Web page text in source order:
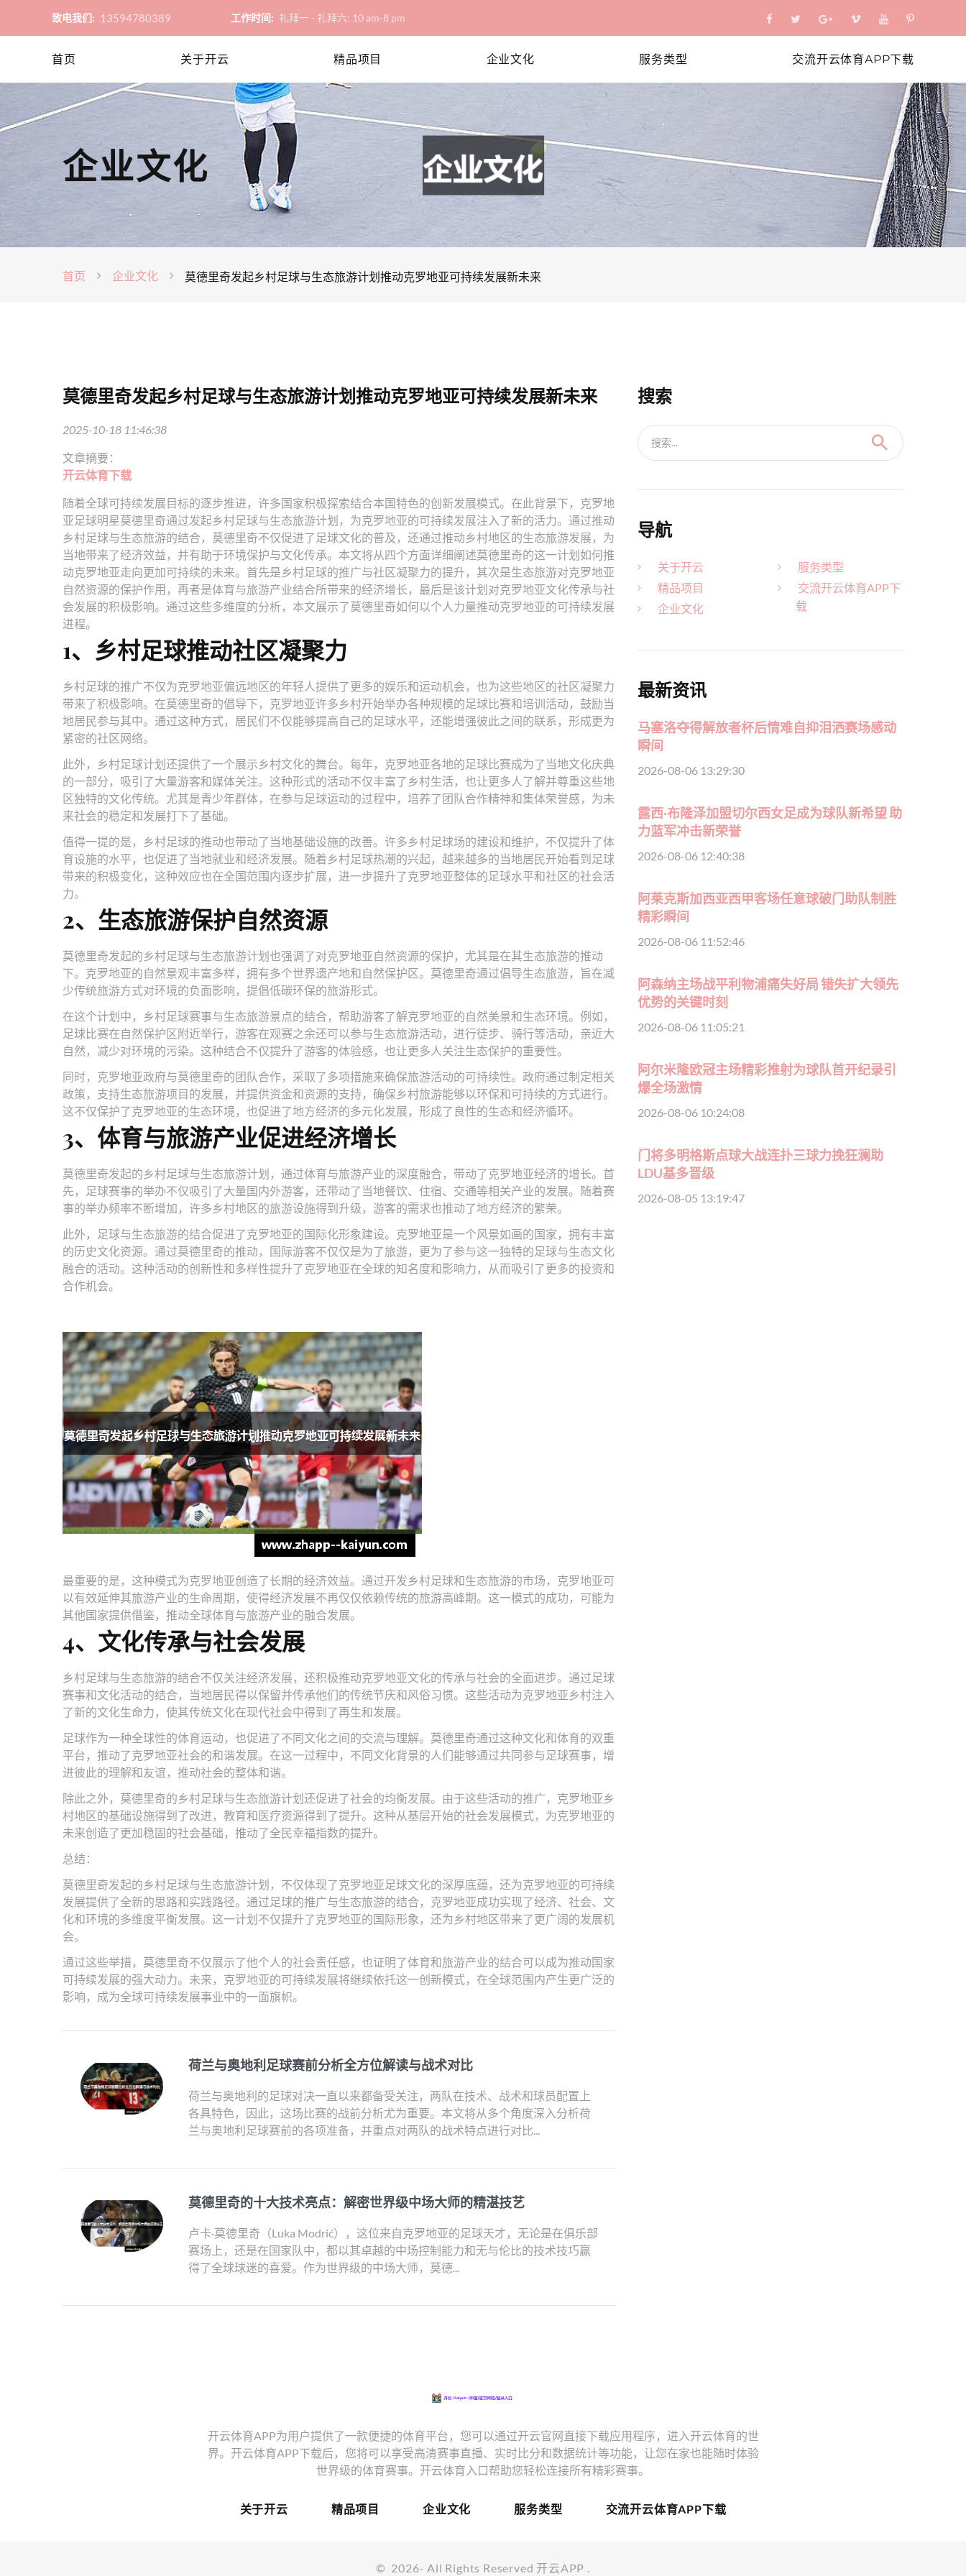
致电我们: 13594780389 工作时间: 礼拜一 - 礼拜六: 10 am-8 pm
首页 关于开云 精品项目 企业文化 服务类型 交流开云体育APP下载
企业文化
首页 企业文化 莫德里奇发起乡村足球与生态旅游计划推动克罗地亚可持续发展新未来
莫德里奇发起乡村足球与生态旅游计划推动克罗地亚可持续发展新未来
2025-10-18 11:46:38
文章摘要：
开云体育下载
随着全球可持续发展目标的逐步推进，许多国家积极探索结合本国特色的创新发展模式。在此背景下，克罗地
亚足球明星莫德里奇通过发起乡村足球与生态旅游计划，为克罗地亚的可持续发展注入了新的活力。通过推动
乡村足球与生态旅游的结合，莫德里奇不仅促进了足球文化的普及，还通过推动乡村地区的生态旅游发展，为
当地带来了经济效益，并有助于环境保护与文化传承。本文将从四个方面详细阐述莫德里奇的这一计划如何推
动克罗地亚走向更加可持续的未来。首先是乡村足球的推广与社区凝聚力的提升，其次是生态旅游对克罗地亚
自然资源的保护作用，再者是体育与旅游产业结合所带来的经济增长，最后是该计划对克罗地亚文化传承与社
会发展的积极影响。通过这些多维度的分析，本文展示了莫德里奇如何以个人力量推动克罗地亚的可持续发展
进程。
1、乡村足球推动社区凝聚力
乡村足球的推广不仅为克罗地亚偏远地区的年轻人提供了更多的娱乐和运动机会，也为这些地区的社区凝聚力
带来了积极影响。在莫德里奇的倡导下，克罗地亚许多乡村开始举办各种规模的足球比赛和培训活动，鼓励当
地居民参与其中。通过这种方式，居民们不仅能够提高自己的足球水平，还能增强彼此之间的联系，形成更为
紧密的社区网络。
此外，乡村足球计划还提供了一个展示乡村文化的舞台。每年，克罗地亚各地的足球比赛成为了当地文化庆典
的一部分，吸引了大量游客和媒体关注。这种形式的活动不仅丰富了乡村生活，也让更多人了解并尊重这些地
区独特的文化传统。尤其是青少年群体，在参与足球运动的过程中，培养了团队合作精神和集体荣誉感，为未
来社会的稳定和发展打下了基础。
值得一提的是，乡村足球的推动也带动了当地基础设施的改善。许多乡村足球场的建设和维护，不仅提升了体
育设施的水平，也促进了当地就业和经济发展。随着乡村足球热潮的兴起，越来越多的当地居民开始看到足球
带来的积极变化，这种效应也在全国范围内逐步扩展，进一步提升了克罗地亚整体的足球水平和社区的社会活
力。
2、生态旅游保护自然资源
莫德里奇发起的乡村足球与生态旅游计划也强调了对克罗地亚自然资源的保护，尤其是在其生态旅游的推动
下。克罗地亚的自然景观丰富多样，拥有多个世界遗产地和自然保护区。莫德里奇通过倡导生态旅游，旨在减
少传统旅游方式对环境的负面影响，提倡低碳环保的旅游形式。
在这个计划中，乡村足球赛事与生态旅游景点的结合，帮助游客了解克罗地亚的自然美景和生态环境。例如，
足球比赛在自然保护区附近举行，游客在观赛之余还可以参与生态旅游活动，进行徒步、骑行等活动，亲近大
自然，减少对环境的污染。这种结合不仅提升了游客的体验感，也让更多人关注生态保护的重要性。
同时，克罗地亚政府与莫德里奇的团队合作，采取了多项措施来确保旅游活动的可持续性。政府通过制定相关
政策，支持生态旅游项目的发展，并提供资金和资源的支持，确保乡村旅游能够以环保和可持续的方式进行。
这不仅保护了克罗地亚的生态环境，也促进了地方经济的多元化发展，形成了良性的生态和经济循环。
3、体育与旅游产业促进经济增长
莫德里奇发起的乡村足球与生态旅游计划，通过体育与旅游产业的深度融合，带动了克罗地亚经济的增长。首
先，足球赛事的举办不仅吸引了大量国内外游客，还带动了当地餐饮、住宿、交通等相关产业的发展。随着赛
事的举办频率不断增加，许多乡村地区的旅游设施得到升级，游客的需求也推动了地方经济的繁荣。
此外，足球与生态旅游的结合促进了克罗地亚的国际化形象建设。克罗地亚是一个风景如画的国家，拥有丰富
的历史文化资源。通过莫德里奇的推动，国际游客不仅仅是为了旅游，更为了参与这一独特的足球与生态文化
融合的活动。这种活动的创新性和多样性提升了克罗地亚在全球的知名度和影响力，从而吸引了更多的投资和
合作机会。
最重要的是，这种模式为克罗地亚创造了长期的经济效益。通过开发乡村足球和生态旅游的市场，克罗地亚可
以有效延伸其旅游产业的生命周期，使得经济发展不再仅仅依赖传统的旅游高峰期。这一模式的成功，可能为
其他国家提供借鉴，推动全球体育与旅游产业的融合发展。
4、文化传承与社会发展
乡村足球与生态旅游的结合不仅关注经济发展，还积极推动克罗地亚文化的传承与社会的全面进步。通过足球
赛事和文化活动的结合，当地居民得以保留并传承他们的传统节庆和风俗习惯。这些活动为克罗地亚乡村注入
了新的文化生命力，使其传统文化在现代社会中得到了再生和发展。
足球作为一种全球性的体育运动，也促进了不同文化之间的交流与理解。莫德里奇通过这种文化和体育的双重
平台，推动了克罗地亚社会的和谐发展。在这一过程中，不同文化背景的人们能够通过共同参与足球赛事，增
进彼此的理解和友谊，推动社会的整体和谐。
除此之外，莫德里奇的乡村足球与生态旅游计划还促进了社会的均衡发展。由于这些活动的推广，克罗地亚乡
村地区的基础设施得到了改进，教育和医疗资源得到了提升。这种从基层开始的社会发展模式，为克罗地亚的
未来创造了更加稳固的社会基础，推动了全民幸福指数的提升。
总结：
莫德里奇发起的乡村足球与生态旅游计划，不仅体现了克罗地亚足球文化的深厚底蕴，还为克罗地亚的可持续
发展提供了全新的思路和实践路径。通过足球的推广与生态旅游的结合，克罗地亚成功实现了经济、社会、文
化和环境的多维度平衡发展。这一计划不仅提升了克罗地亚的国际形象，还为乡村地区带来了更广阔的发展机
会。
通过这些举措，莫德里奇不仅展示了他个人的社会责任感，也证明了体育和旅游产业的结合可以成为推动国家
可持续发展的强大动力。未来，克罗地亚的可持续发展将继续依托这一创新模式，在全球范围内产生更广泛的
影响，成为全球可持续发展事业中的一面旗帜。
荷兰与奥地利足球赛前分析全方位解读与战术对比
荷兰与奥地利的足球对决一直以来都备受关注，两队在技术、战术和球员配置上
各具特色，因此，这场比赛的战前分析尤为重要。本文将从多个角度深入分析荷
兰与奥地利足球赛前的各项准备，并重点对两队的战术特点进行对比...
莫德里奇的十大技术亮点：解密世界级中场大师的精湛技艺
卢卡·莫德里奇（Luka Modrić），这位来自克罗地亚的足球天才，无论是在俱乐部
赛场上，还是在国家队中，都以其卓越的中场控制能力和无与伦比的技术技巧赢
得了全球球迷的喜爱。作为世界级的中场大师，莫德...
搜索
搜索...
导航
关于开云
精品项目
企业文化
服务类型
交流开云体育APP下
载
最新资讯
马塞洛夺得解放者杯后情难自抑泪洒赛场感动
瞬间
2026-08-06 13:29:30
露西·布隆泽加盟切尔西女足成为球队新希望 助
力蓝军冲击新荣誉
2026-08-06 12:40:38
阿莱克斯加西亚西甲客场任意球破门助队制胜
精彩瞬间
2026-08-06 11:52:46
阿森纳主场战平利物浦痛失好局 错失扩大领先
优势的关键时刻
2026-08-06 11:05:21
阿尔米隆欧冠主场精彩推射为球队首开纪录引
爆全场激情
2026-08-06 10:24:08
门将多明格斯点球大战连扑三球力挽狂澜助
LDU基多晋级
2026-08-05 13:19:47
开云体育APP为用户提供了一款便捷的体育平台，您可以通过开云官网直接下载应用程序，进入开云体育的世
界。开云体育APP下载后，您将可以享受高清赛事直播、实时比分和数据统计等功能，让您在家也能随时体验
世界级的体育赛事。开云体育入口帮助您轻松连接所有精彩赛事。
关于开云 精品项目 企业文化 服务类型 交流开云体育APP下载
© 2026- All Rights Reserved 开云APP .